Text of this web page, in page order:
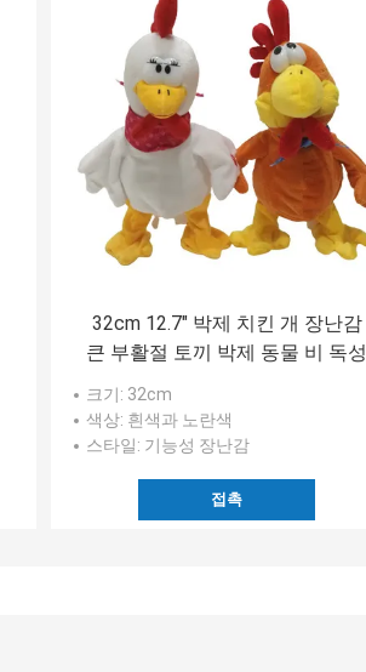
32cm 12.7" 박제 치킨 개 장난감
큰 부활절 토끼 박제 동물 비 독성
크기: 32cm
색상: 흰색과 노란색
스타일: 기능성 장난감
접촉